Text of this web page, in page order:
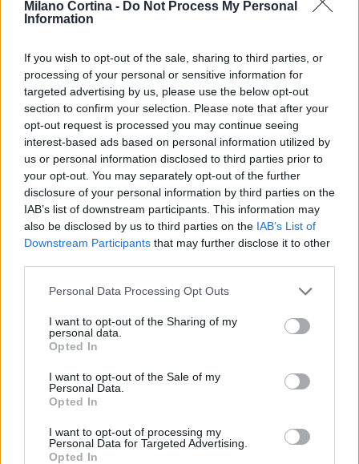
Milano Cortina - Do Not Process My Personal
Information
If you wish to opt-out of the sale, sharing to third parties, or
processing of your personal or sensitive information for
targeted advertising by us, please use the below opt-out
section to confirm your selection. Please note that after your
opt-out request is processed you may continue seeing
interest-based ads based on personal information utilized by
us or personal information disclosed to third parties prior to
your opt-out. You may separately opt-out of the further
disclosure of your personal information by third parties on the
IAB’s list of downstream participants. This information may
also be disclosed by us to third parties on the IAB’s List of
Downstream Participants that may further disclose it to other
Please note that this website/app uses one or more Google
not limited to your visit or usage behaviour. You may click to
grant or deny consent to Google and its third-party tags to
use your data for below specified purposes in below Google
consent section.
Personal Data Processing Opt Outs
I want to opt-out of the Sharing of my
personal data.
Opted In
I want to opt-out of the Sale of my
Personal Data.
Opted In
I want to opt-out of processing my
Personal Data for Targeted Advertising.
Opted In
AUTORE
AiAdhubMedia